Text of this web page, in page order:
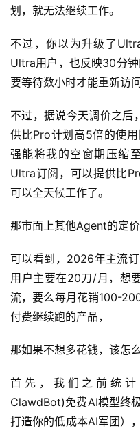
营
录
经
教
程
软
件
用
服
务
项
目
A
提
示
词
登录
划，就无法继续工作。
不过，你以为升级了
Ultra用户，也反映30分
要等待数小时才能重新访问
不过，据说今天调价之
供比Pro计划高5倍的使
强能将我的空窗期压缩
Ultra订阅，可以提供比
可以全天候工作了。
那市面上其他Agent的定价
可以看到，2026年主流
用户主要在20刀/月，想
流，要么每月花销100-
付费继续跑的产品，
那如果不想多花钱，该怎
首先，我们之前统计
ClawdBot)免费AI模型终
打造你的低成本AI军团）